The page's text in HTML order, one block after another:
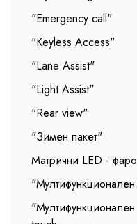
"Emergency call"
"Keyless Access"
"Lane Assist"
"Light Assist"
"Rear view"
"Зимен пакет"
Матрични LED -